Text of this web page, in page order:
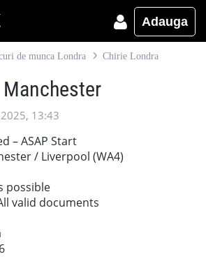
Adauga
de munca Londra Chirie Londra
13:43
– ASAP Start
/ Liverpool (WA4)
possible
valid documents